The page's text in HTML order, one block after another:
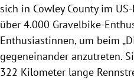
sich in Cowley County im
über 4.000 Gravelbike-
Enthusiastinnen, um beim
gegeneinander anzutreten.
322 Kilometer lange